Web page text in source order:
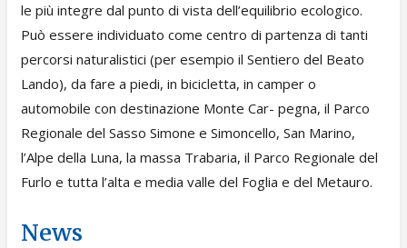
le più integre dal punto di vista dell’equilibrio ecologico.
Può essere individuato come centro di partenza di tanti
percorsi naturalistici (per esempio il Sentiero del Beato
Lando), da fare a piedi, in bicicletta, in camper o
automobile con destinazione Monte Car- pegna, il Parco
Regionale del Sasso Simone e Simoncello, San Marino,
l’Alpe della Luna, la massa Trabaria, il Parco Regionale del
Furlo e tutta l’alta e media valle del Foglia e del Metauro.
News